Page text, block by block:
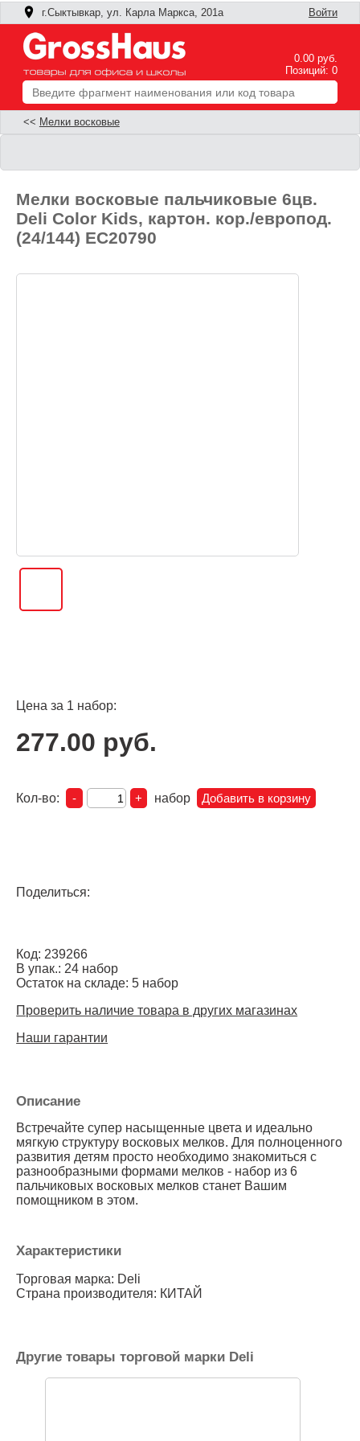
г.Сыктывкар, ул. Карла Маркса, 201а Войти
0.00 руб.
Позиций: 0
<< Мелки восковые
Мелки восковые пальчиковые 6цв.
Deli Color Kids, картон. кор./европод.
(24/144) EC20790
Цена за 1 набор:
277.00 руб.
Кол-во: набор
Поделиться:
Код: 239266
В упак.: 24 набор
Остаток на складе: 5 набор
Проверить наличие товара в других магазинах
Наши гарантии
Описание
Встречайте супер насыщенные цвета и идеально
мягкую структуру восковых мелков. Для полноценного
развития детям просто необходимо знакомиться с
разнообразными формами мелков - набор из 6
пальчиковых восковых мелков станет Вашим
помощником в этом.
Характеристики
Торговая марка: Deli
Страна производителя: КИТАЙ
Другие товары торговой марки Deli